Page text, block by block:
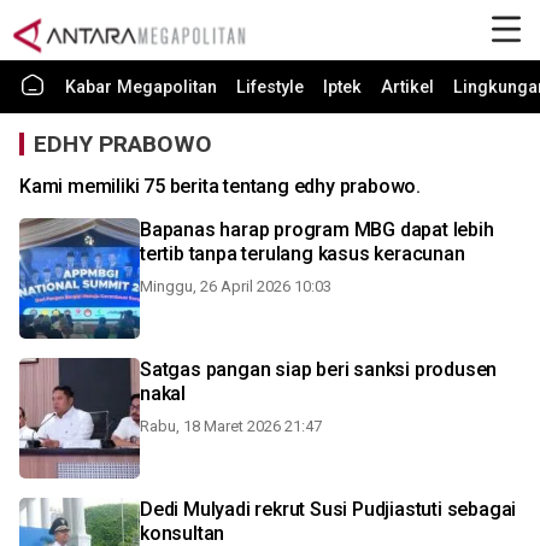
Kabar Megapolitan Lifestyle Iptek Artikel
EDHY PRABOWO
Kami memiliki 75 berita tentang edhy prabowo.
Bapanas harap program MBG dapat lebih
tertib tanpa terulang kasus keracunan
Minggu, 26 April 2026 10:03
Satgas pangan siap beri sanksi produsen
nakal
Rabu, 18 Maret 2026 21:47
Dedi Mulyadi rekrut Susi Pudjiastuti sebagai
konsultan